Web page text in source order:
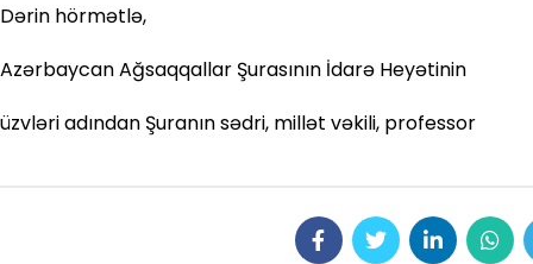
Dərin hörmətlə,
Azərbaycan Ağsaqqallar Şurasının İdarə Heyətinin
üzvləri adından Şuranın sədri, millət vəkili, professor